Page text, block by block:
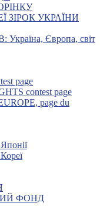
ЗІРОК УКРАЇНИ
Європа, світ
page
contest page
page du
ФОНД